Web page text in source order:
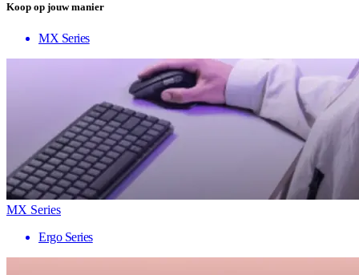
Koop op jouw manier
MX Series
MX Series
Ergo Series